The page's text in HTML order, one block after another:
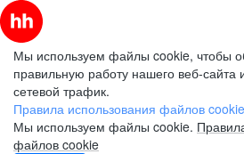
Мы используем файлы cookie, чтобы
правильную работу нашего веб-сайта
сетевой трафик.
Правила использования файлов cookie
Мы используем файлы cookie.
файлов cookie